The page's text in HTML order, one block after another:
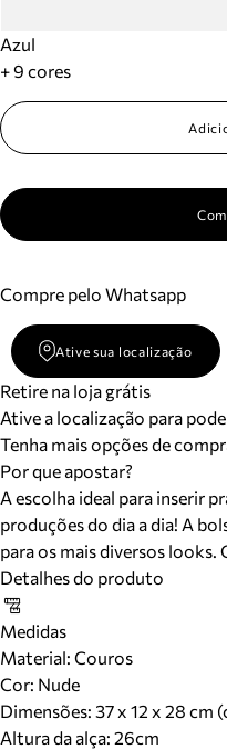
Azul
+ 9 cores
Compre pelo Whatsapp
Ative sua localização
Retire na loja grátis
Ative a localização para
Tenha mais opções de
Por que apostar?
A escolha ideal para inserir
produções do dia a dia! A
para os mais diversos looks.
Detalhes do produto
Medidas
Material: Couros
Cor: Nude
Dimensões: 37 x 12 x 28 cm
Altura da alça: 26cm